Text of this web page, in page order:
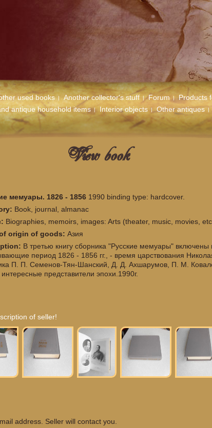
used books Another collector's stuff Forum Products
antique household items
Interior objects Other antiques
View book
мемуары. 1826 - 1856 1990 binding type: hardcover.
Book, journal, almanac
Biographies, memoirs, images: Arts (theater, music, movies,
origin of goods:Азия
В третью книгу сборника "Русские мемуары" включены
период 1826 - 1856 гг., - время царствования
П. П. Семенов-Тян-Шанский, Д. Д. Ахшарумов, П. М.
представители эпохи.1990г.
of seller!
address. Seller will contact you.